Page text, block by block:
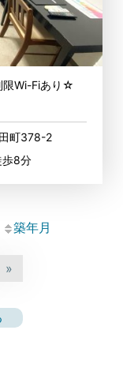
限Wi-Fiあり☆
田町378-2
歩8分
築年月
»